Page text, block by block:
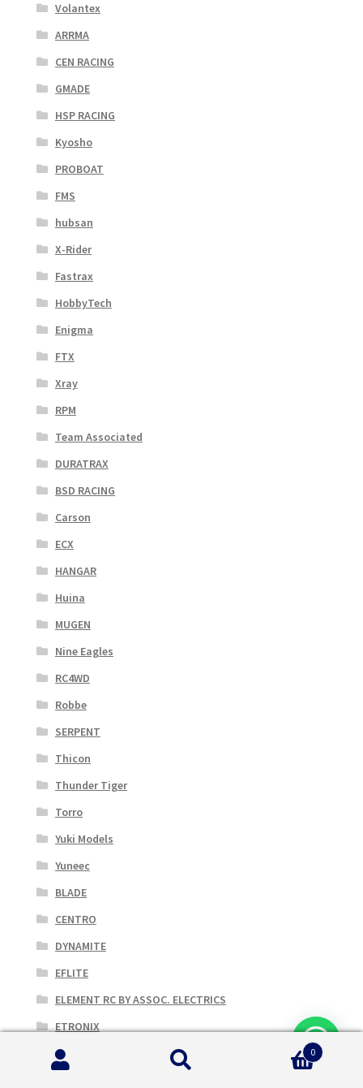
Volantex
ARRMA
CEN RACING
GMADE
HSP RACING
Kyosho
PROBOAT
FMS
hubsan
X-Rider
Fastrax
HobbyTech
Enigma
FTX
Xray
RPM
Team Associated
DURATRAX
BSD RACING
Carson
ECX
HANGAR
Huina
MUGEN
Nine Eagles
RC4WD
Robbe
SERPENT
Thicon
Thunder Tiger
Torro
Yuki Models
Yuneec
BLADE
CENTRO
DYNAMITE
EFLITE
ELEMENT RC BY ASSOC. ELECTRICS
ETRONIX
FISHING PEOPLE
0